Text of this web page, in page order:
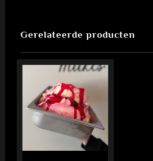
Gerelateerde producten